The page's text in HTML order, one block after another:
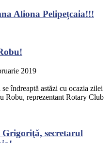
Aliona Pelipețcaia!!!
2019
îndreaptă astăzi cu ocazia zilei
Robu, reprezentant Rotary Club
secretarul